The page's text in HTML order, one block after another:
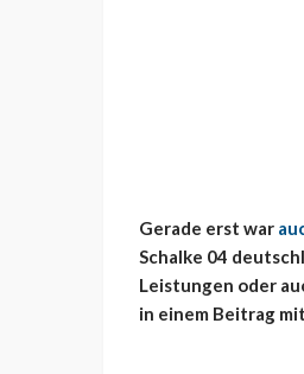
Gerade erst war
Schalke 04
Leistungen oder
in einem Beitrag